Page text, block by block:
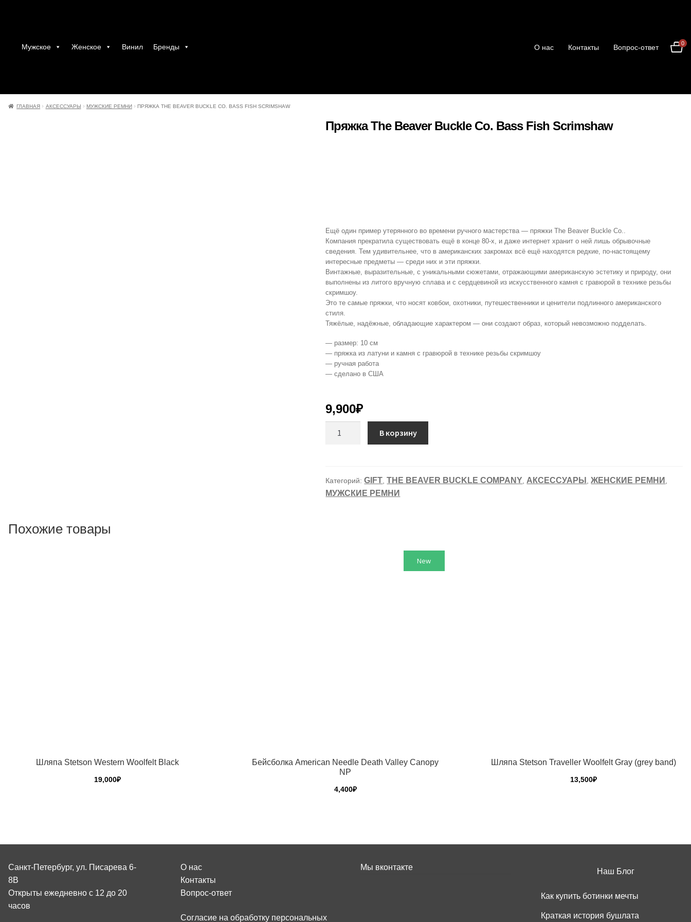
Мужское Женское Винил Бренды О нас Контакты Вопрос-ответ 0
ГЛАВНАЯ АКСЕССУАРЫ МУЖСКИЕ РЕМНИ ПРЯЖКА THE BEAVER BUCKLE CO. BASS FISH SCRIMSHAW
Пряжка The Beaver Buckle Co. Bass Fish Scrimshaw
Ещё один пример утерянного во времени ручного мастерства — пряжки The Beaver Buckle Co..
Компания прекратила существовать ещё в конце 80-х, и даже интернет хранит о ней лишь обрывочные
сведения. Тем удивительнее, что в американских закромах всё ещё находятся редкие, по-настоящему
интересные предметы — среди них и эти пряжки.
Винтажные, выразительные, с уникальными сюжетами, отражающими американскую эстетику и природу, они
выполнены из литого вручную сплава и с сердцевиной из искусственного камня с гравюрой в технике резьбы
скримшоу.
Это те самые пряжки, что носят ковбои, охотники, путешественники и ценители подлинного американского
стиля.
Тяжёлые, надёжные, обладающие характером — они создают образ, который невозможно подделать.
— размер: 10 см
— пряжка из латуни и камня с гравюрой в технике резьбы скримшоу
— ручная работа
— сделано в США
9,900₽
Beaver
Buckle
В корзину
Категорий:GIFT ,THE BEAVER BUCKLE COMPANY АКСЕССУАРЫ ,ЖЕНСКИЕ РЕМНИ
МУЖСКИЕ РЕМНИ
Похожие товары
Шляпа Stetson Western Woolfelt Black
19,000₽
вариаций.
можно
на
New
Бейсболка American Needle Death Valley Canopy
NP
4,400₽
Шляпа Stetson Traveller Woolfelt Gray (grey band)
13,500₽
вариаций.
можно
на
товара.
Санкт-Петербург, ул. Писарева 6-
8В
Открыты ежедневно с 12 до 20
часов
О нас
Контакты
Вопрос-ответ
Согласие на обработку персональных
Мы вконтакте Наш Блог
Как купить ботинки мечты
Краткая история бушлата